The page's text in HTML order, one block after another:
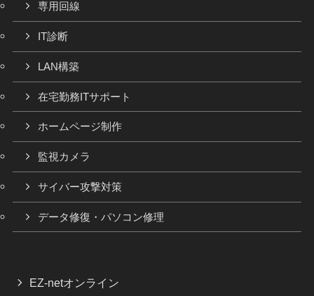
専用回線
IT診断
LAN構築
在宅勤務ITサポート
ホームページ制作
監視カメラ
サイバー攻撃対策
データ修復・パソコン修理
EZ-netオンライン